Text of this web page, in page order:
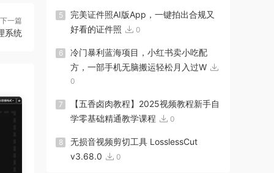
下一篇
系统
5
完美证件照AI版App，一键拍出合规又
好看的证件照
0
6
冷门暴利蓝海项目，小红书卖小吃配
方，一部手机无脑搬运轻松月入过W
0
7
【五香卤肉教程】2025视频教程新手自
学零基础精通教学课程
0
8
无损音视频剪切工具 LosslessCut
v3.68.0
0